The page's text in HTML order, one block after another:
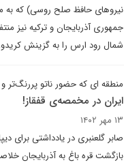
نیروهای حافظ صلح روسی) که به
جمهوری آذربایجان و ترکیه نیز
شمال رود ارس را به گزینش
منطقه ای که حضور ناتو
ایران در مخمصەی قفقاز!
۱۳ مهر ۱۴۰۲
صابر گلعنبری در یادداشتی برای
بازگشت قره باغ به آذربایجان